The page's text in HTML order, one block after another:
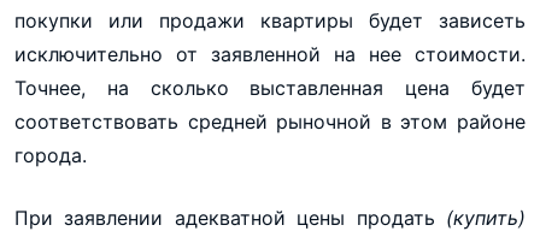
покупки или продажи квартиры будет зависеть
исключительно от заявленной на нее стоимости.
Точнее, на сколько выставленная цена будет
соответствовать средней рыночной в этом районе
города.
При заявлении адекватной цены продать (купить)